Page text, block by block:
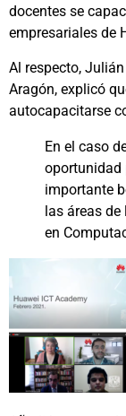
docentes se
empresariales de
Al respecto,
Aragón, explicó
autocapacitarse
En el caso
oportunidad
importante
las áreas de
en